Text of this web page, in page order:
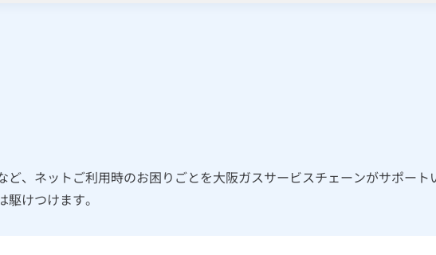
のご案内をいたします。
態を確認し、お見積りいたします。
、ネットご利用時のお困りごとを大阪ガスサービスチェーンがサポー
けつけます。